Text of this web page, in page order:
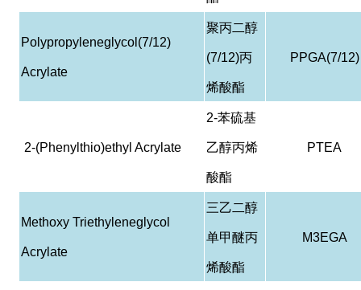
Polypropyleneglycol(7/12)
Acrylate
聚丙二醇
(7/12)丙
烯酸酯
PPGA(7/12)
2-(Phenylthio)ethyl Acrylate
2-苯硫基
乙醇丙烯
酸酯
PTEA
Methoxy Triethyleneglycol
Acrylate
三乙二醇
单甲醚丙
烯酸酯
M3EGA